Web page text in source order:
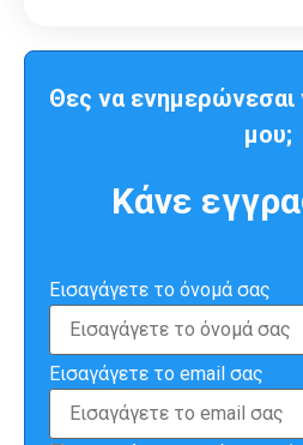
Θες να ενημερώνεσαι
μου;
Κάνε
Εισαγάγετε το όνομά σας
Εισαγάγετε το email σας